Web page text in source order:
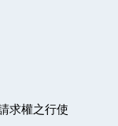
求權之行使